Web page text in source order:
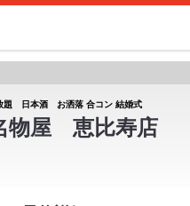
日本酒 お洒落 合コン 結婚式
物屋 恵比寿店